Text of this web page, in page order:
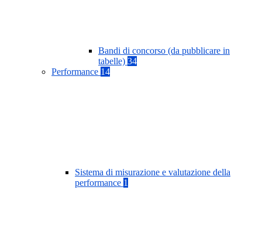
Bandi di concorso (da pubblicare in
tabelle) 34
Performance 14
Sistema di misurazione e valutazione della
performance 1